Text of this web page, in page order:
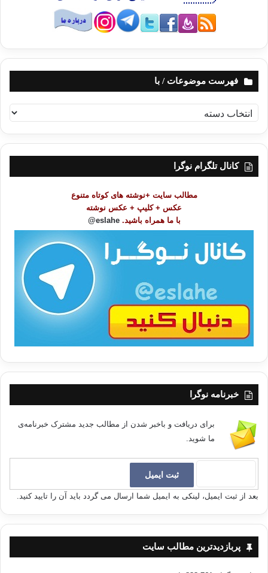
فهرست موضوعات / با
ه
ر
کانال تلگرام نوگرا
مطالب سایت +نوشته های کوتاه متنوع
عکس + کلیپ + عکس نوشته
با ما همراه باشید. eslahe@
خبرنامه نوگرا
برای دریافت و باخبر شدن از مطالب جدید مشترک خبرنامه‌ی
ما شوید.
بعد از ثبت ایمیل، لینکی به ایمیل شما ارسال می گردد باید آن را تایید کنید.
پربازدیدترین مطالب سایت